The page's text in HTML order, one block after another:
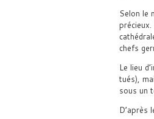
Selon le
chefs
Le lieu
tués),
sous un
D’après